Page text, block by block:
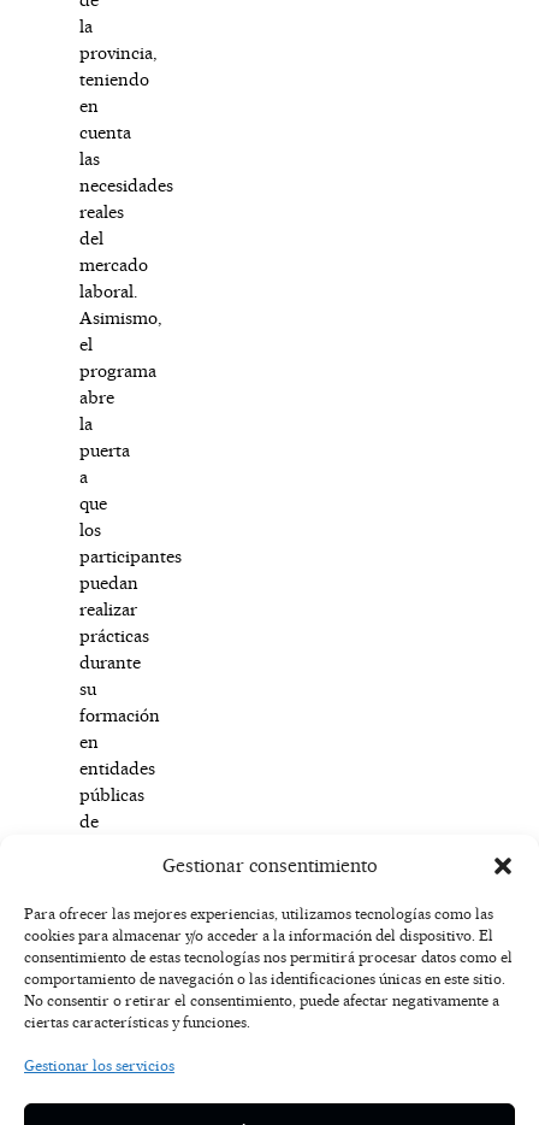
Gestionar consentimiento
Para ofrecer las mejores experiencias, utilizamos tecnologías como las
cookies para almacenar y/o acceder a la información del dispositivo. El
consentimiento de estas tecnologías nos permitirá procesar datos como el
comportamiento de navegación o las identificaciones únicas en este sitio.
No consentir o retirar el consentimiento, puede afectar negativamente a
ciertas características y funciones.
Gestionar los servicios
la
provincia,
teniendo
en
cuenta
las
necesidades
reales
del
mercado
laboral.
Asimismo,
el
programa
abre
la
puerta
a
que
los
participantes
puedan
realizar
prácticas
durante
su
formación
en
entidades
públicas
de
F
a
c
e
-
I
n
s
t
m
X
-
t
w
r
Y
o
u
t
T
i
k
t
AVISO